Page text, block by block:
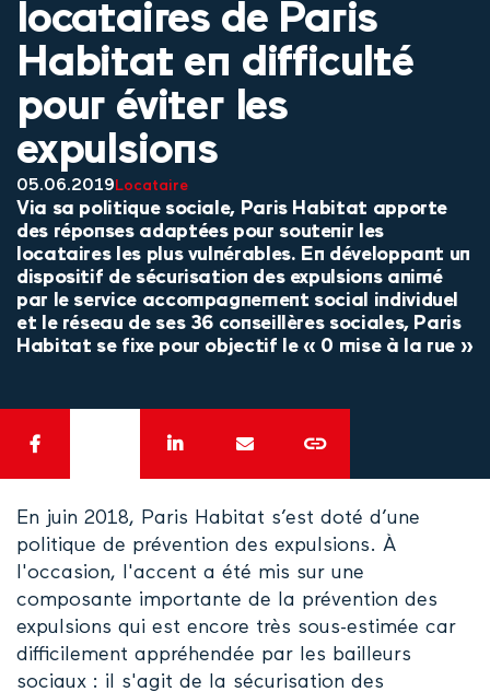
locataires de Paris
Habitat en difficulté
pour éviter les
expulsions
05.06.2019 Locataire
Via sa politique sociale, Paris Habitat apporte
des réponses adaptées pour soutenir les
locataires les plus vulnérables. En développant un
dispositif de sécurisation des expulsions animé
par le service accompagnement social individuel
et le réseau de ses 36 conseillères sociales, Paris
Habitat se fixe pour objectif le « 0 mise à la rue »
​En juin 2018, Paris Habitat s’est doté d’une
politique de prévention des expulsions. À
l'occasion, l'accent a été mis sur une
composante importante de la prévention des
expulsions qui est encore très sous-estimée car
difficilement appréhendée par les bailleurs
sociaux : il s'agit de la sécurisation des